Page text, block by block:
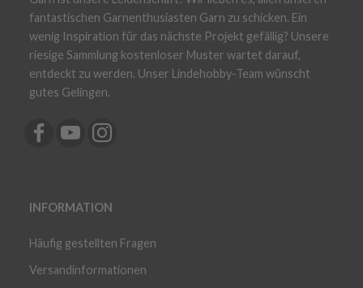
fantastischen Garnenthusiasten Garn zu schicken. Ein
wenig Inspiration für das nächste Projekt gefällig? Unsere
riesige Sammlung kostenloser Muster wartet darauf,
entdeckt zu werden. Unser Lindehobby-Team wünscht
gutes Gelingen.
INFORMATION
Häufig gestellten Fragen
Versandinformationen